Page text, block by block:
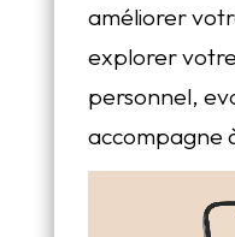
améliorer
explorer
personnel,
accompagne